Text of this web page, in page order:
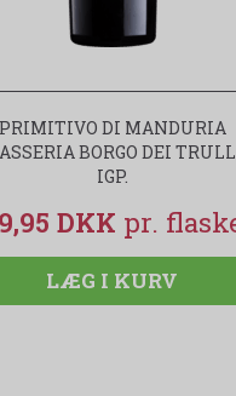
MOSCATO ROSÉ 0,0
ALKOHOLFRI
DKK
LÆG I KURV
PRIMITIVO DI MANDURIA
BORGO DEI
IGP.
DKK
LÆG I KURV